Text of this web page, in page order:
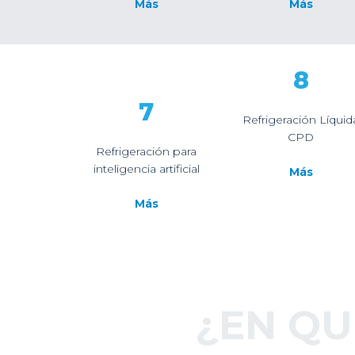
Más Más
7
Refrigeración para
inteligencia artificial
Más
8
Refrigeración
CPD
Más
¿EN